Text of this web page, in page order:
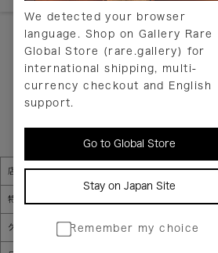
We detected your browser
language. Shop on Gallery Rare
Global Store (rare.gallery) for
international shipping, multi-
currency checkout and English
support.
Go to Global Store
Stay on Japan Site
Remember my choice
返品について
ヘルプ
お問い合わせ
当店について
店舗一覧 販売規約
特定商取引法に基づく表示 個人情
グローバルプライバシーポリシー コンプラ